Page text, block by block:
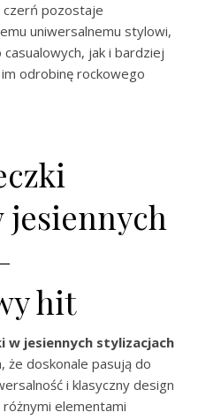
czerń pozostaje
uniwersalnemu stylowi,
jak i bardziej
odrobinę rockowego
jesiennych
hit
w jesiennych stylizacjach
że doskonale pasują do
i klasyczny design
różnymi elementami